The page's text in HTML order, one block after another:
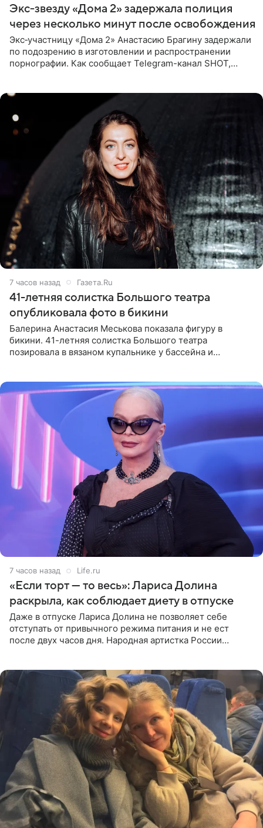
Экс‑звезду «Дома 2» задержала полиция
через несколько минут после освобождения
Экс‑участницу «Дома 2» Анастасию Брагину задержали
по подозрению в изготовлении и распространении
порнографии. Как сообщает Telegram-канал SHOT,
7 часов назад Газета.Ru
41-летняя солистка Большого театра
опубликовала фото в бикини
Балерина Анастасия Меськова показала фигуру в
бикини. 41-летняя солистка Большого театра
позировала в вязаном купальнике у бассейна и
7 часов назад Life.ru
«Если торт — то весь»: Лариса Долина
раскрыла, как соблюдает диету в отпуске
Даже в отпуске Лариса Долина не позволяет себе
отступать от привычного режима питания и не ест
после двух часов дня. Народная артистка России